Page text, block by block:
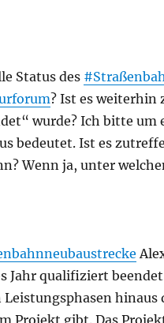
Status des
? Ist es weiterhin
wurde? Ich bitte um
bedeutet. Ist es
Wenn ja, unter
qualifiziert
Leistungsphasen hinaus
Projekt gibt. Das